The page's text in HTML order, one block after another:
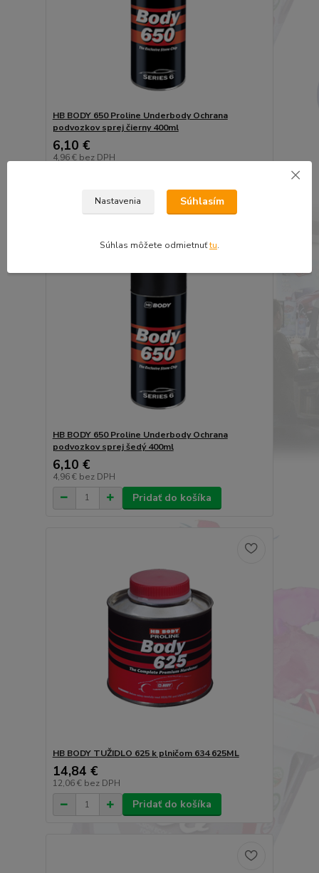
HB BODY 650 Proline Underbody Ochrana
podvozkov sprej čierny 400ml
6,10 €
4,96 € bez DPH
HB BODY 650 Proline Underbody Ochrana
podvozkov sprej šedý 400ml
6,10 €
4,96 € bez DPH
Pridať do košíka
HB BODY TUŽIDLO 625 k plničom 634 625ML
14,84 €
12,06 € bez DPH
Pridať do košíka
Nastavenia Súhlasím
Súhlas môžete odmietnuťtu.